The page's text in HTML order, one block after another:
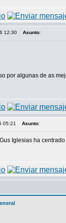
12:30 Asunto:
por algunas de as
05:21 Asunto:
Iglesias ha